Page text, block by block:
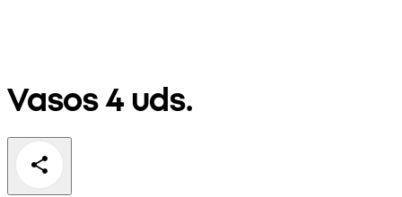
Vasos 4 uds.